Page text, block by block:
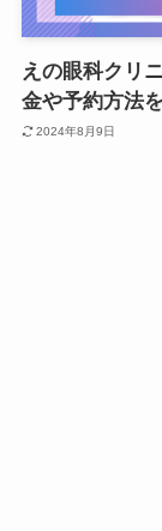
えの眼科クリ
金や予約方法
2024年8月9日